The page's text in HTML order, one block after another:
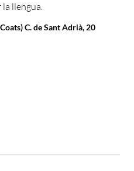
llengua.
C. de Sant Adrià, 20